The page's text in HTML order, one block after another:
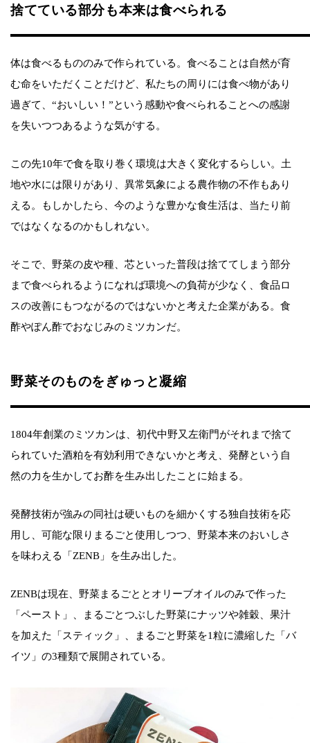
捨てている部分も本来は食べられる
体は食べるもののみで作られている。食べることは自然が育
む命をいただくことだけど、私たちの周りには食べ物があり
過ぎて、“おいしい！”という感動や食べられることへの感謝
を失いつつあるような気がする。
この先10年で食を取り巻く環境は大きく変化するらしい。土
地や水には限りがあり、異常気象による農作物の不作もあり
える。もしかしたら、今のような豊かな食生活は、当たり前
ではなくなるのかもしれない。
そこで、野菜の皮や種、芯といった普段は捨ててしまう部分
まで食べられるようになれば環境への負荷が少なく、食品ロ
スの改善にもつながるのではないかと考えた企業がある。食
酢やぽん酢でおなじみのミツカンだ。
野菜そのものをぎゅっと凝縮
1804年創業のミツカンは、初代中野又左衛門がそれまで捨て
られていた酒粕を有効利用できないかと考え、発酵という自
然の力を生かしてお酢を生み出したことに始まる。
発酵技術が強みの同社は硬いものを細かくする独自技術を応
用し、可能な限りまるごと使用しつつ、野菜本来のおいしさ
を味わえる「ZENB」を生み出した。
ZENBは現在、野菜まるごととオリーブオイルのみで作った
「ペースト」、まるごとつぶした野菜にナッツや雑穀、果汁
を加えた「スティック」、まるごと野菜を1粒に濃縮した「バ
イツ」の3種類で展開されている。